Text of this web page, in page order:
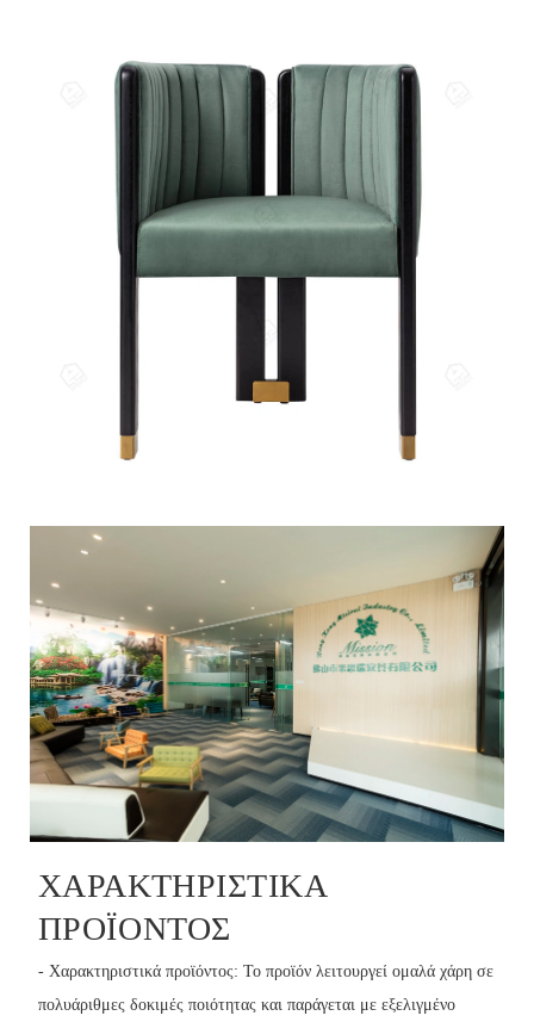
ΧΑΡΑΚΤΗΡΙΣΤΙΚΆ
ΠΡΟΪΌΝΤΟΣ
- Χαρακτηριστικά προϊόντος: Το προϊόν λειτουργεί ομαλά χάρη σε
πολυάριθμες δοκιμές ποιότητας και παράγεται με εξελιγμένο